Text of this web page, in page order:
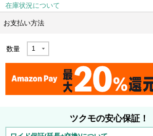
在庫状況について
お支払い方法
数量
ツクモの安心保証！